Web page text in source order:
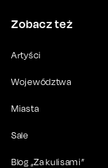
Zobacz też
Artyści
Województwa
Miasta
Sale
Blog „Za kulisami”